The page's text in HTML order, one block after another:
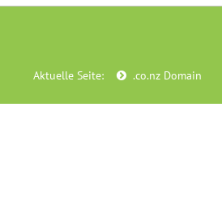
Aktuelle Seite: .co.nz Domain